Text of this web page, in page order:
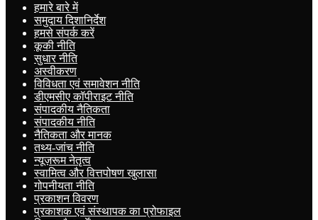
हमारे बारे में
समुदाय दिशानिर्देश
हमसे संपर्क करें
कूकी नीति
सुधार नीति
अस्वीकरण
विविधता एवं समावेशन नीति
डीएमसीए कॉपीराइट नीति
संपादकीय नैतिकता
संपादकीय नीति
नैतिकता और मानक
तथ्य-जांच नीति
न्यूज़रूम नेतृत्व
स्वामित्व और वित्तपोषण खुलासा
गोपनीयता नीति
प्रकाशन विवरण
प्रकाशक एवं संस्थापक का प्रोफाइल